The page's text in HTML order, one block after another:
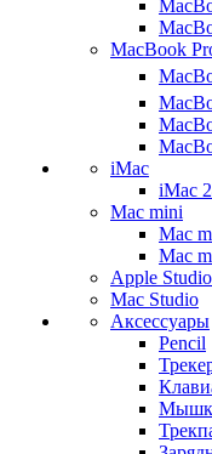
MacBook
iMac
iMac
Mac mini
Mac
Mac
Apple
Mac Studio
Аксессуары
Pencil